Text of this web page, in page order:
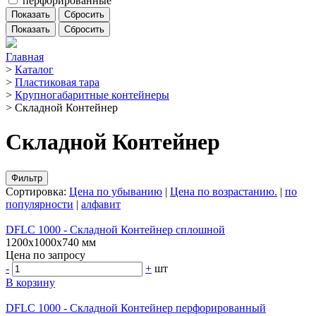
Показать Сбросить
Главная
> Каталог
> Пластиковая тара
> Крупногабаритные контейнеры
> Складной Контейнер
Складной Контейнер
Фильтр
Сортировка: Цена по убыванию | Цена по возрастанию. | по
популярности | алфавит
DFLC 1000 - Складной Контейнер сплошной
1200х1000х740 мм
Цена по запросу
-
+ шт
В корзину
DFLC 1000 - Складной Контейнер перфорированный